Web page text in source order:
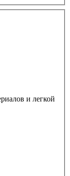
и легкой